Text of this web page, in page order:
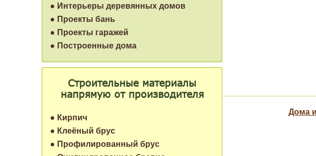
Строительные материалы
напрямую от производителя
● Кирпич
● Клеёный брус
● Профилированный брус
● Интерьеры деревянных домов
● Проекты бань
● Проекты гаражей
● Построенные дома
Дома